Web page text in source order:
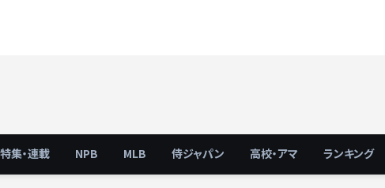
特集・連載 NPB MLB 侍ジャパン 高校・アマ ランキング